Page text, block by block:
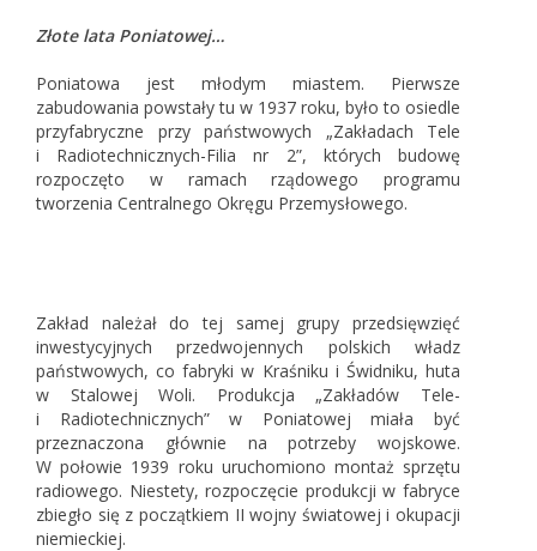
Złote lata Poniatowej…
Poniatowa jest młodym miastem. Pierwsze
zabudowania powstały tu w 1937 roku, było to osiedle
przyfabryczne przy państwowych „Zakładach Tele
i Radiotechnicznych-Filia nr 2”, których budowę
rozpoczęto w ramach rządowego programu
tworzenia Centralnego Okręgu Przemysłowego.
Zakład należał do tej samej grupy przedsięwzięć
inwestycyjnych przedwojennych polskich władz
państwowych, co fabryki w Kraśniku i Świdniku, huta
w Stalowej Woli. Produkcja „Zakładów Tele-
i Radiotechnicznych” w Poniatowej miała być
przeznaczona głównie na potrzeby wojskowe.
W połowie 1939 roku uruchomiono montaż sprzętu
radiowego. Niestety, rozpoczęcie produkcji w fabryce
zbiegło się z początkiem II wojny światowej i okupacji
niemieckiej.